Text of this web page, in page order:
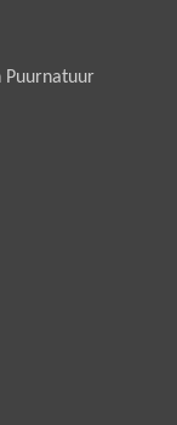
Puurnatuur